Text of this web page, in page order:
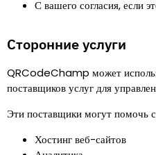
С вашего согласия, если
Сторонние услуги
QRCodeChamp может
поставщиков услуг для
Эти поставщики могут помочь с
Хостинг веб-сайтов